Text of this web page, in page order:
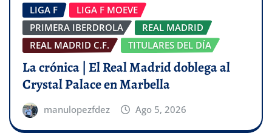
LIGA F
LIGA F MOEVE
PRIMERA IBERDROLA
REAL MADRID
REAL MADRID C.F.
TITULARES DEL DÍA
La crónica | El Real Madrid doblega al
Crystal Palace en Marbella
manulopezfdez Ago 5, 2026